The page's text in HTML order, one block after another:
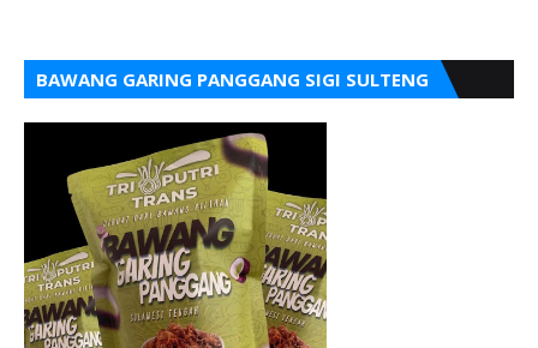
BAWANG GARING PANGGANG SIGI SULTENG